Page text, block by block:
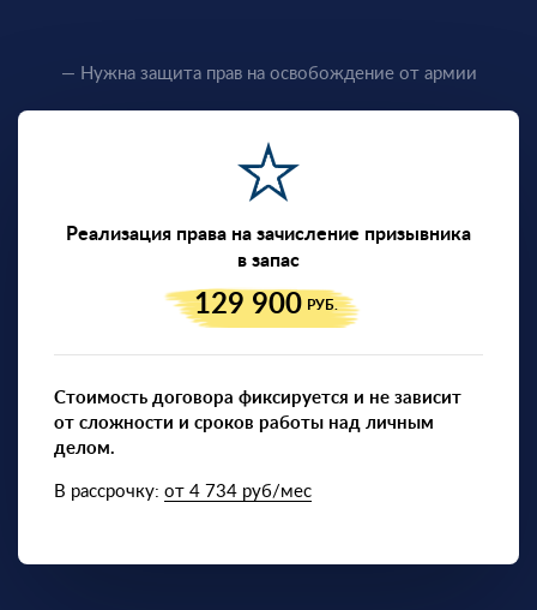
— Нужна защита прав на освобождение от армии
Реализация права на зачисление призывника
в запас
129 900 РУБ.
Стоимость договора фиксируется и не зависит
от сложности и сроков работы над личным
делом.
В рассрочку: от 4 734 руб/мес